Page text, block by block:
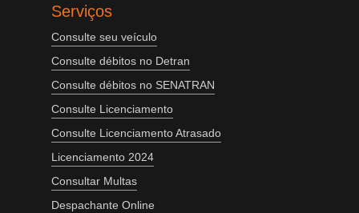
Serviços
Consulte seu veículo
Consulte débitos no Detran
Consulte débitos no SENATRAN
Consulte Licenciamento
Consulte Licenciamento Atrasado
Licenciamento 2024
Consultar Multas
Despachante Online